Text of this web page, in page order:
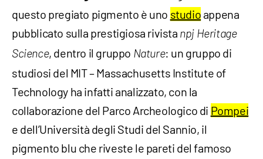
questo pregiato pigmento è uno studio appena
pubblicato sulla prestigiosa rivista npj Heritage
Science, dentro il gruppo Nature: un gruppo di
studiosi del MIT – Massachusetts Institute of
Technology ha infatti analizzato, con la
collaborazione del Parco Archeologico di Pompei
e dell’Università degli Studi del Sannio, il
pigmento blu che riveste le pareti del famoso